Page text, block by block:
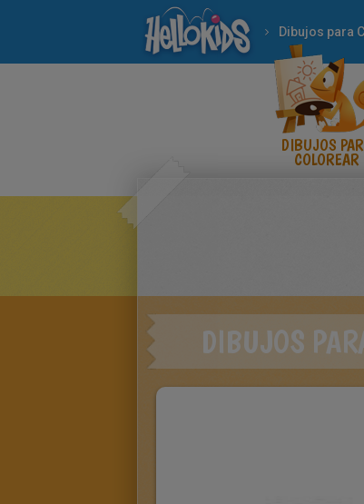
Dibujos para
DIBUJOS
COLOREAR
DIBUJOS